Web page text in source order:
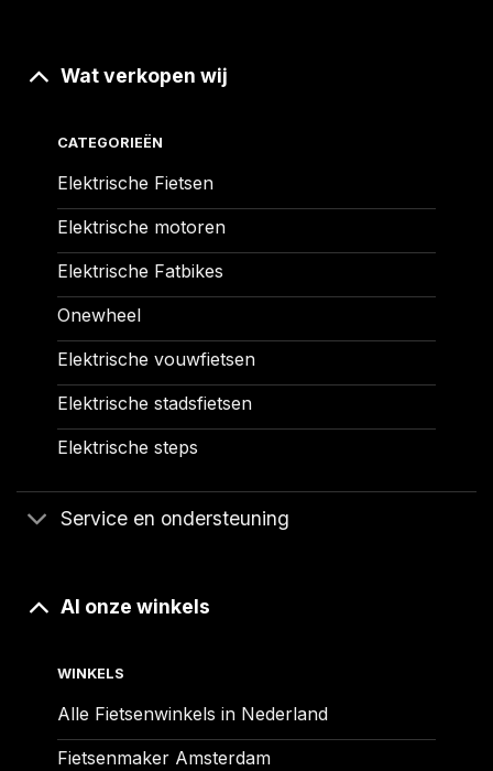
Wat verkopen wij
CATEGORIEËN
Elektrische Fietsen
Elektrische motoren
Elektrische Fatbikes
Onewheel
Elektrische vouwfietsen
Elektrische stadsfietsen
Elektrische steps
Service en ondersteuning
Al onze winkels
WINKELS
Alle Fietsenwinkels in Nederland
Fietsenmaker Amsterdam